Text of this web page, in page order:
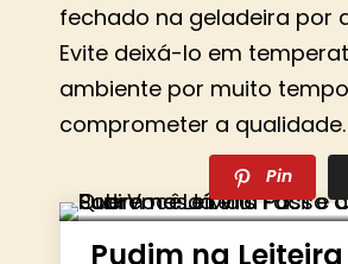
fechado na geladeira por
Evite deixá-lo em
ambiente por muito
comprometer a qualidade.
Pin
Pudim na